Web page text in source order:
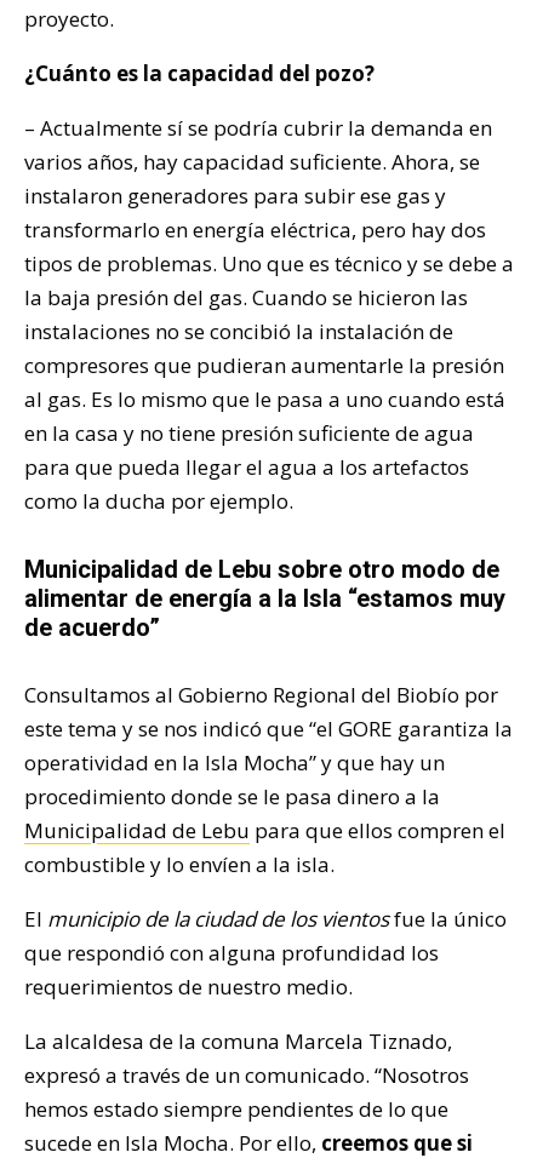
proyecto.
¿Cuánto es la capacidad del pozo?
– Actualmente sí se podría cubrir la demanda en
varios años, hay capacidad suficiente. Ahora, se
instalaron generadores para subir ese gas y
transformarlo en energía eléctrica, pero hay dos
tipos de problemas. Uno que es técnico y se debe a
la baja presión del gas. Cuando se hicieron las
instalaciones no se concibió la instalación de
compresores que pudieran aumentarle la presión
al gas. Es lo mismo que le pasa a uno cuando está
en la casa y no tiene presión suficiente de agua
para que pueda llegar el agua a los artefactos
como la ducha por ejemplo.
Municipalidad de Lebu sobre otro modo de
alimentar de energía a la Isla “estamos muy
de acuerdo”
Consultamos al Gobierno Regional del Biobío por
este tema y se nos indicó que “el GORE garantiza la
operatividad en la Isla Mocha” y que hay un
procedimiento donde se le pasa dinero a la
Municipalidad de Lebu para que ellos compren el
combustible y lo envíen a la isla.
El municipio de la ciudad de los vientosfue la único
que respondió con alguna profundidad los
requerimientos de nuestro medio.
La alcaldesa de la comuna Marcela Tiznado,
expresó a través de un comunicado. “Nosotros
hemos estado siempre pendientes de lo que
sucede en Isla Mocha. Por ello, creemos que si